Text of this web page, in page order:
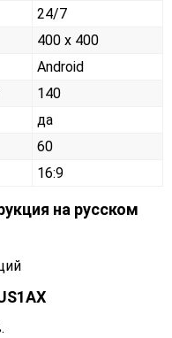
24/7
400 x 400
Android
140
да
60
16:9
на русском